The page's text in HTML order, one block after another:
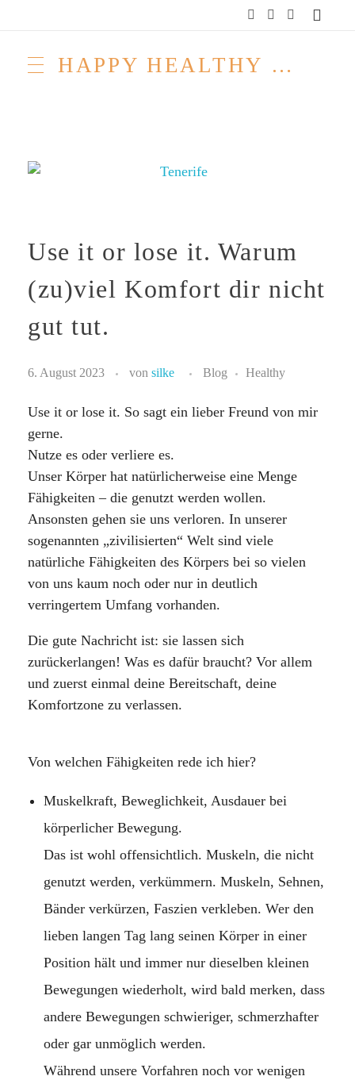
HAPPY HEALTHY RAW & FREE – ROH MACHT FROH!
Use it or lose it. Warum
(zu)viel Komfort dir nicht
gut tut.
6. August 2023 von silke Blog Healthy
Use it or lose it. So sagt ein lieber Freund von mir
gerne.
Nutze es oder verliere es.
Unser Körper hat natürlicherweise eine Menge
Fähigkeiten – die genutzt werden wollen.
Ansonsten gehen sie uns verloren. In unserer
sogenannten „zivilisierten“ Welt sind viele
natürliche Fähigkeiten des Körpers bei so vielen
von uns kaum noch oder nur in deutlich
verringertem Umfang vorhanden.
Die gute Nachricht ist: sie lassen sich
zurückerlangen! Was es dafür braucht? Vor allem
und zuerst einmal deine Bereitschaft, deine
Komfortzone zu verlassen.
Von welchen Fähigkeiten rede ich hier?
Muskelkraft, Beweglichkeit, Ausdauer bei
körperlicher Bewegung.
Das ist wohl offensichtlich. Muskeln, die nicht
genutzt werden, verkümmern. Muskeln, Sehnen,
Bänder verkürzen, Faszien verkleben. Wer den
lieben langen Tag lang seinen Körper in einer
Position hält und immer nur dieselben kleinen
Bewegungen wiederholt, wird bald merken, dass
andere Bewegungen schwieriger, schmerzhafter
oder gar unmöglich werden.
Während unsere Vorfahren noch vor wenigen